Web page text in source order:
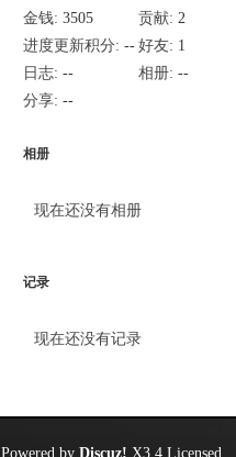
金钱: 3505 贡献: 2
进度更新积分: -- 好友: 1
日志: -- 相册: --
分享: --
相册
现在还没有相册
记录
现在还没有记录
Powered by Discuz! X3.4 Licensed